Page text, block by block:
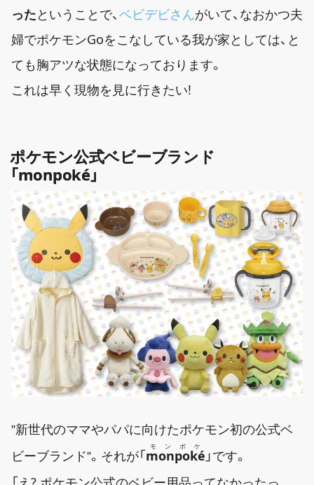
ったということで、ベビデビさんがいて、なおかつ夫
婦でポケモンGoをこなしている我が家としては、と
ても胸アツな状態になっております。
これは早く現物を見に行きたい!
ポケモン公式ベビーブランド
「monpoké」
新世代のママやパパに向けたポケモン初の公式ベ
ビーブランド 。それが「monpoké
モンポケ
」です。